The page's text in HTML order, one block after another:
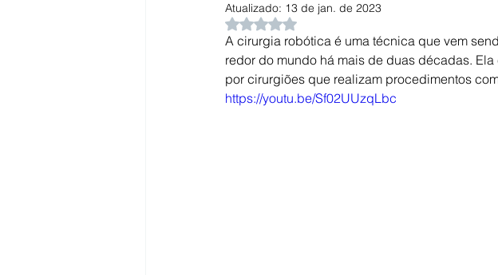
Hidronefrose Hiperplasia Benigna da Próstata - H
Atualizado: 13 de jan. de 2023
Avaliado com NaN de 5 estrelas.
A cirurgia robótica é uma técnica que vem
redor do mundo há mais de duas décadas.
por cirurgiões que realizam procedimentos
https://youtu.be/Sf02UUzqLbc